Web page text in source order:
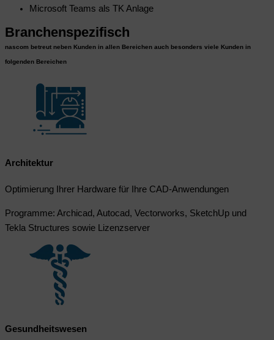
Microsoft Teams als TK Anlage
Branchenspezifisch
nascom betreut neben Kunden in allen Bereichen auch besonders viele Kunden in
folgenden Bereichen
Architektur
Optimierung Ihrer Hardware für Ihre CAD-Anwendungen
Programme: Archicad, Autocad, Vectorworks, SketchUp und
Tekla Structures sowie Lizenzserver
Gesundheitswesen